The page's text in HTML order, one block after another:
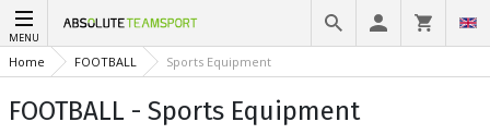
MENU
Home FOOTBALL Sports Equipment
FOOTBALL - Sports Equipment